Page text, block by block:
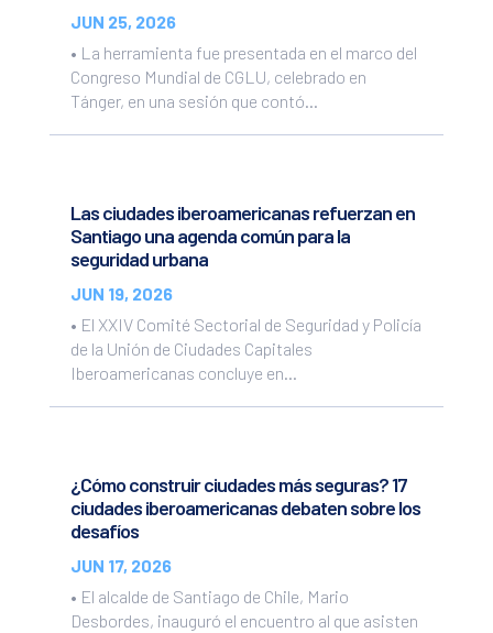
JUN 25, 2026
• La herramienta fue presentada en el marco del
Congreso Mundial de CGLU, celebrado en
Tánger, en una sesión que contó...
Las ciudades iberoamericanas refuerzan en
Santiago una agenda común para la
seguridad urbana
JUN 19, 2026
• El XXIV Comité Sectorial de Seguridad y Policía
de la Unión de Ciudades Capitales
Iberoamericanas concluye en...
¿Cómo construir ciudades más seguras? 17
ciudades iberoamericanas debaten sobre los
desafíos
JUN 17, 2026
• El alcalde de Santiago de Chile, Mario
Desbordes, inauguró el encuentro al que asisten